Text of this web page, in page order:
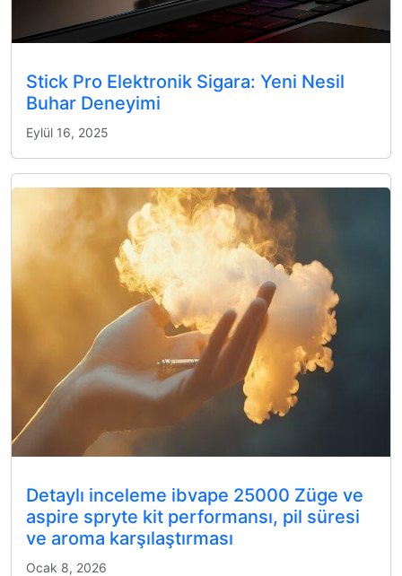
Stick Pro Elektronik Sigara: Yeni Nesil
Buhar Deneyimi
Eylül 16, 2025
Detaylı inceleme ibvape 25000 Züge ve
aspire spryte kit performansı, pil süresi
ve aroma karşılaştırması
Ocak 8, 2026